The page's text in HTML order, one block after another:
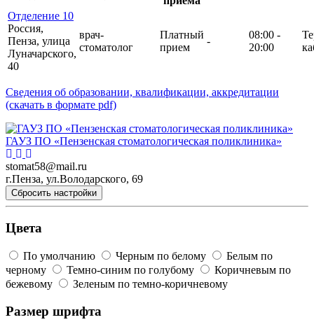
Отделение 10
Россия,
Пенза, улица
Луначарского,
40
врач-
стоматолог
Платный
прием
-
08:00 -
20:00
Сведения об образовании, квалификации, аккредитации
(скачать в формате pdf)
ГАУЗ ПО «Пензенская стоматологическая поликлиника»
stomat58@mail.ru
г.Пенза, ул.Володарского, 69
Сбросить настройки
Цвета
По умолчанию Черным по белому
Белым по
черному
Темно-синим по голубому
Коричневым по
бежевому
Зеленым по темно-коричневому
Размер шрифта